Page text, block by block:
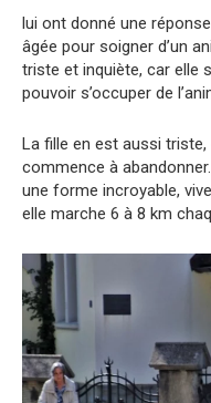
lui ont donné une
âgée pour soigner d’un
triste et inquiète, car elle
pouvoir s’occuper de
La fille en est aussi
commence à
une forme incroyable,
elle marche 6 à 8 km